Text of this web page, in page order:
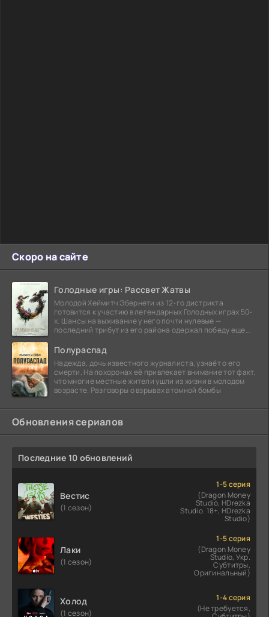
Скоро на сайте
Голодные игры: Рассвет Жатвы
Молодой Хеймитч Эбернети из 12-го дистрикта
готовится к участию в легендарных Голодных играх 50-
х. Шансы на выживание у него почти нулевые —
последний трибут из его района одержал победу еще
Полураспад
Надежда, дочь известного журналиста, узнаёт о его
смерти. На похоронах её привлекает внимание тот факт,
что многие местные жители ушли из жизни в молодом
возрасте. Разговоры о взрывах атомной бомбы
Обновления сериалов
Последние 10 обновлений
Вестис
(1 сезон)
1-5 серия
(Dragon Money
Studio, HDrezka
Studio. 18+, HDrezka
Studio)
Лаки
(1 сезон)
1-5 серия
(Dragon Money
Studio, Укр.
Субтитры,
Оригинальный)
Холод
(1 сезон)
1-4 серия
(Не требуется,